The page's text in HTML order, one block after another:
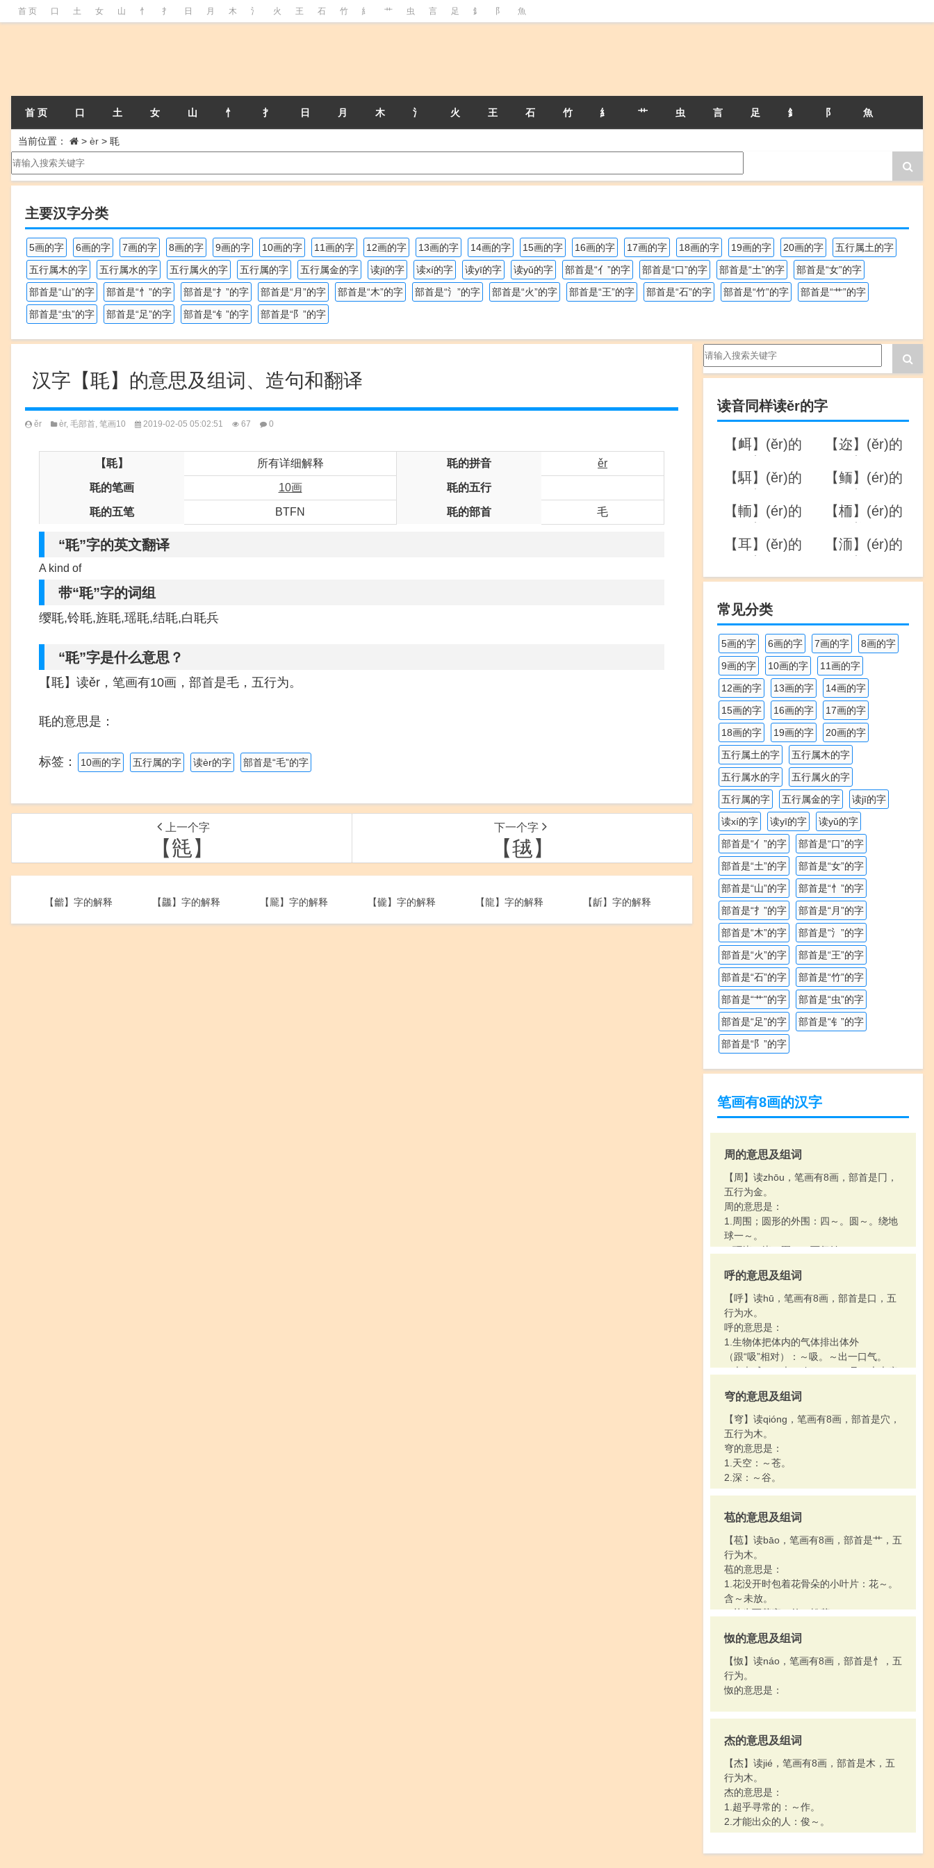
首 页 口 土 女 山 忄 扌 日 月 木 氵 火 王 石 竹 糹 艹 虫 言 足 釒 阝 魚
首 页 口 土 女 山 忄 扌 日 月 木 氵 火 王 石 竹 糹 艹 虫 言 足 釒 阝 魚
当前位置： > èr > 毦
主要汉字分类
5画的字 6画的字 7画的字 8画的字 9画的字 10画的字 11画的字 12画的字 13画的字 14画的字 15画的字 16画的字 17画的字 18画的字 19画的字 20画的字
五行属土的字
五行属木的字
五行属水的字 五行属火的字 五行属的字 五行属金的字 读jī的字 读xí的字 读yī的字 读yǔ的字 部首是“亻”的字 部首是“口”的字 部首是“土”的字
部首是“女”的字
部首是“山”的字
部首是“忄”的字 部首是“扌”的字 部首是“月”的字 部首是“木”的字 部首是“氵”的字 部首是“火”的字 部首是“王”的字 部首是“石”的字 部首是“竹”的字
部首是“艹”的字
部首是“虫”的字
部首是“足”的字 部首是“钅”的字 部首是“阝”的字
汉字【毦】的意思及组词、造句和翻译
ěr èr, 毛部首, 笔画10 2019-02-05 05:02:51 67 0
【毦】 所有详细解释 毦的拼音 ěr
毦的笔画 10画 毦的五行
毦的五笔 BTFN 毦的部首 毛
“毦”字的英文翻译
A kind of
带“毦”字的词组
缨毦,铃毦,旌毦,瑶毦,结毦,白毦兵
“毦”字是什么意思？
【毦】读ěr，笔画有10画，部首是毛，五行为。
毦的意思是：
标签： 10画的字 五行属的字 读èr的字 部首是“毛”的字
上一个字
【毤】
下一个字
【毧】
【龤】字的解释 【龘】字的解释 【龎】字的解释 【龓】字的解释 【龍】字的解释 【龂】字的解释
读音同样读ěr的字
【衈】(ěr)的
【迩】(ěr)的
【駬】(ěr)的
【鲕】(ér)的
【輀】(ér)的
【栭】(ér)的
【耳】(ěr)的
【洏】(ér)的
常见分类
5画的字 6画的字 7画的字
8画的字
9画的字
10画的字
11画的字
12画的字
13画的字
14画的字
15画的字
16画的字
17画的字
18画的字
19画的字
20画的字
五行属土的字
五行属木的字
五行属水的字
五行属火的字
五行属的字
五行属金的字
读jī的字
读xí的字
读yī的字
读yǔ的字
部首是“亻”的字
部首是“口”的字
部首是“土”的字
部首是“女”的字
部首是“山”的字
部首是“忄”的字
部首是“扌”的字
部首是“月”的字
部首是“木”的字
部首是“氵”的字
部首是“火”的字
部首是“王”的字
部首是“石”的字
部首是“竹”的字
部首是“艹”的字
部首是“虫”的字
部首是“足”的字
部首是“钅”的字
部首是“阝”的字
笔画有8画的汉字
周的意思及组词
【周】读zhōu，笔画有8画，部首是冂，
五行为金。
周的意思是：
1.周围；圆形的外围：四～。圆～。绕地
球一～。
2.环绕；绕一圈：～而复始。
身。
4.时间的一轮；特指一个星期：～期。一
～。
5.完备：招待不～。计划～密。
6.接济；救济：～济。～急。
7.朝代名。1.（约前1046—前256）。周
武王灭商后建立。从周建立到公元前771
安），史称西周。从公元前770年周平王
256年被秦所灭，史称东周。东周分为春
秋、战国两个时期。2.北朝之一（557—
581）。宇文觉灭西魏后建立。建都长安
（今陕西西安），国号周，史称北周。为
隋所灭。3.五代之一（951—960）。郭威
灭后汉后建立。建都汴（今河南开封），
国号周，史称后周。为北宋所灭。
中用）。
呼的意思及组词
【呼】读hū，笔画有8画，部首是口，五
行为水。
呼的意思是：
1.生物体把体内的气体排出体外
（跟“吸”相对）：～吸。～出一口气。
2.大声喊：～声。欢～。～口号。大声疾
3.叫；叫人来：直～其名。一～百诺。～
之即来，挥之即去。
4.姓。
5.形容风声等：北风～～地吹。
穹的意思及组词
【穹】读qióng，笔画有8画，部首是穴，
五行为木。
穹的意思是：
1.天空：～苍。
2.深：～谷。
苞的意思及组词
【苞】读bāo，笔画有8画，部首是艹，五
行为木。
苞的意思是：
1.花没开时包着花骨朵的小叶片：花～。
含～未放。
2.丛生而茂密：竹～松茂。
怓的意思及组词
【怓】读náo，笔画有8画，部首是忄，五
行为。
怓的意思是：
杰的意思及组词
【杰】读jié，笔画有8画，部首是木，五
行为木。
杰的意思是：
1.超乎寻常的：～作。
2.才能出众的人：俊～。